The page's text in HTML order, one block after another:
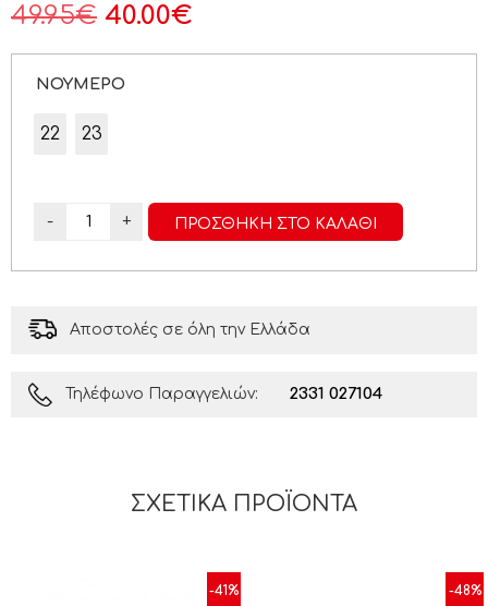
49.95€ 40.00€
ΝΟΥΜΕΡΟ
22 23
- + ΠΡΟΣΘΉΚΗ ΣΤΟ ΚΑΛΆΘΙ
Αποστολές σε όλη την Ελλάδα
Τηλέφωνο Παραγγελιών: 2331 027104
ΣΧΕΤΙΚΆ ΠΡΟΪΌΝΤΑ
-41% -48%